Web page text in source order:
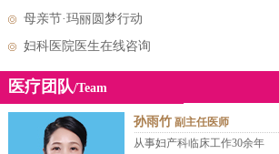
母亲节·玛丽圆梦行动
妇科医院医生在线咨询
医疗团队/Team
孙雨竹副主任医师
从事妇产科临床工作30余年